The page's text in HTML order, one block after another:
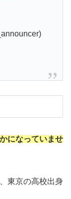
になっていませ
東京の高校出身